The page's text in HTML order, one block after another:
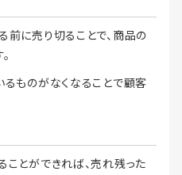
に売り切ることで、商品の
ものがなくなることで顧客
とができれば、売れ残った